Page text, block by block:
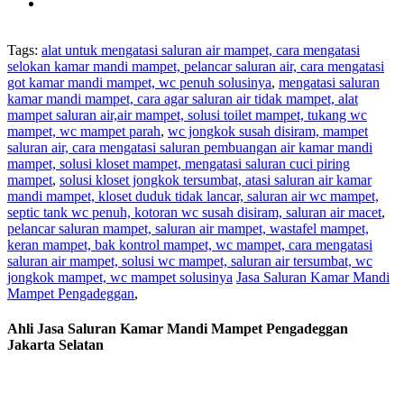
Tags: alat untuk mengatasi saluran air mampet, cara mengatasi
selokan kamar mandi mampet, pelancar saluran air, cara mengatasi
got kamar mandi mampet, wc penuh solusinya, mengatasi saluran
kamar mandi mampet, cara agar saluran air tidak mampet, alat
mampet saluran air,air mampet, solusi toilet mampet, tukang wc
mampet, wc mampet parah, wc jongkok susah disiram, mampet
saluran air, cara mengatasi saluran pembuangan air kamar mandi
mampet, solusi kloset mampet, mengatasi saluran cuci piring
mampet, solusi kloset jongkok tersumbat, atasi saluran air kamar
mandi mampet, kloset duduk tidak lancar, saluran air wc mampet,
septic tank wc penuh, kotoran wc susah disiram, saluran air macet,
pelancar saluran mampet, saluran air mampet, wastafel mampet,
keran mampet, bak kontrol mampet, wc mampet, cara mengatasi
saluran air mampet, solusi wc mampet, saluran air tersumbat, wc
jongkok mampet, wc mampet solusinya Jasa Saluran Kamar Mandi
Mampet Pengadeggan,
Ahli Jasa Saluran Kamar Mandi Mampet Pengadeggan
Jakarta Selatan